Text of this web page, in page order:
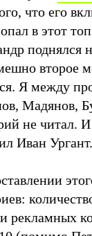
что его
в этот
поднялся
второе
Я между
Мадянов,
не читал.
Иван Ургант.
рекламных